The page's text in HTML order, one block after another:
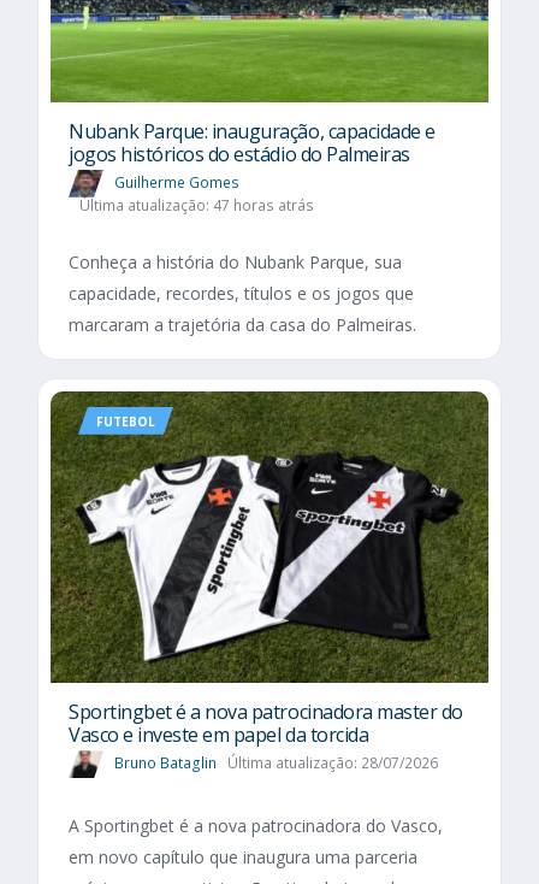
Nubank Parque: inauguração, capacidade e
jogos históricos do estádio do Palmeiras
Guilherme Gomes
Última atualização: 47 horas atrás
Conheça a história do Nubank Parque, sua
capacidade, recordes, títulos e os jogos que
marcaram a trajetória da casa do Palmeiras.
FUTEBOL
Sportingbet é a nova patrocinadora master do
Vasco e investe em papel da torcida
Bruno Bataglin Última atualização: 28/07/2026
A Sportingbet é a nova patrocinadora do Vasco,
em novo capítulo que inaugura uma parceria